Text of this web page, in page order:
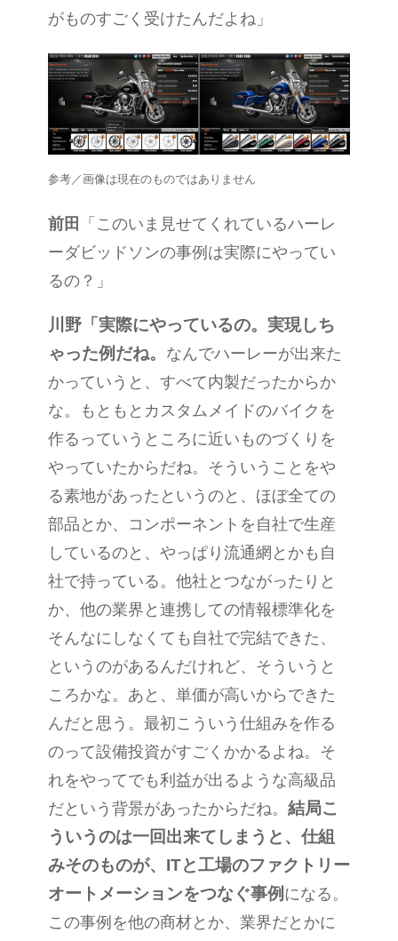
がものすごく受けたんだよね」
参考／画像は現在のものではありません
前田
「このいま見せてくれているハーレ
ーダビッドソンの事例は実際にやってい
るの？」
川野「実際にやっているの。実現しち
ゃった例だね。 なんでハーレーが出来た
かっていうと、すべて内製だったからか
な。もともとカスタムメイドのバイクを
作るっていうところに近いものづくりを
やっていたからだね。そういうことをや
る素地があったというのと、ほぼ全ての
部品とか、コンポーネントを自社で生産
しているのと、やっぱり流通網とかも自
社で持っている。他社とつながったりと
か、他の業界と連携しての情報標準化を
そんなにしなくても自社で完結できた、
というのがあるんだけれど、そういうと
ころかな。あと、単価が高いからできた
んだと思う。最初こういう仕組みを作る
のって設備投資がすごくかかるよね。そ
れをやってでも利益が出るような高級品
だという背景があったからだね。 結局こ
ういうのは一回出来てしまうと、仕組
みそのものが、 ITと工場のファクトリー
オートメーションをつなぐ事例 になる。
この事例を他の商材とか、業界だとかに